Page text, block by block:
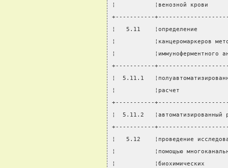
¦           ¦венозной
+-----------
¦   5.11
¦
¦
+-----------
¦  5.11.1
¦           ¦расчет
+-----------
¦  5.11.2   ¦автоматизированный
+-----------
¦   5.12    ¦проведение
¦           ¦помощью
¦